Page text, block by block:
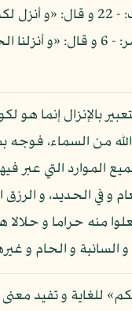
توعدون:» الذاريات: - 22 و
ثمانية أزواج:» الزمر: - 6 و
بالإنزال إنما هو
الله من السماء،
الموارد التي عبر
و في الحديد، و
منه حراما و حلالا
السائبة و الحام و
للغاية و تفيد معنى